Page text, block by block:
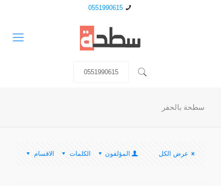
0551990615
0551990615
سطحة بالحفر
الاقسام الكلمات المؤلفون عرض الكل